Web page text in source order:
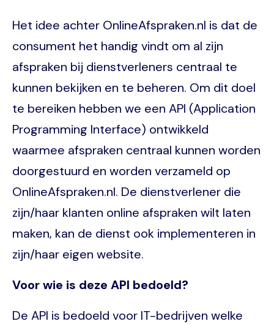
Het idee achter OnlineAfspraken.nl is dat de
consument het handig vindt om al zijn
afspraken bij dienstverleners centraal te
kunnen bekijken en te beheren. Om dit doel
te bereiken hebben we een API (Application
Programming Interface) ontwikkeld
waarmee afspraken centraal kunnen worden
doorgestuurd en worden verzameld op
OnlineAfspraken.nl. De dienstverlener die
zijn/haar klanten online afspraken wilt laten
maken, kan de dienst ook implementeren in
zijn/haar eigen website.
Voor wie is deze API bedoeld?
De API is bedoeld voor IT-bedrijven welke